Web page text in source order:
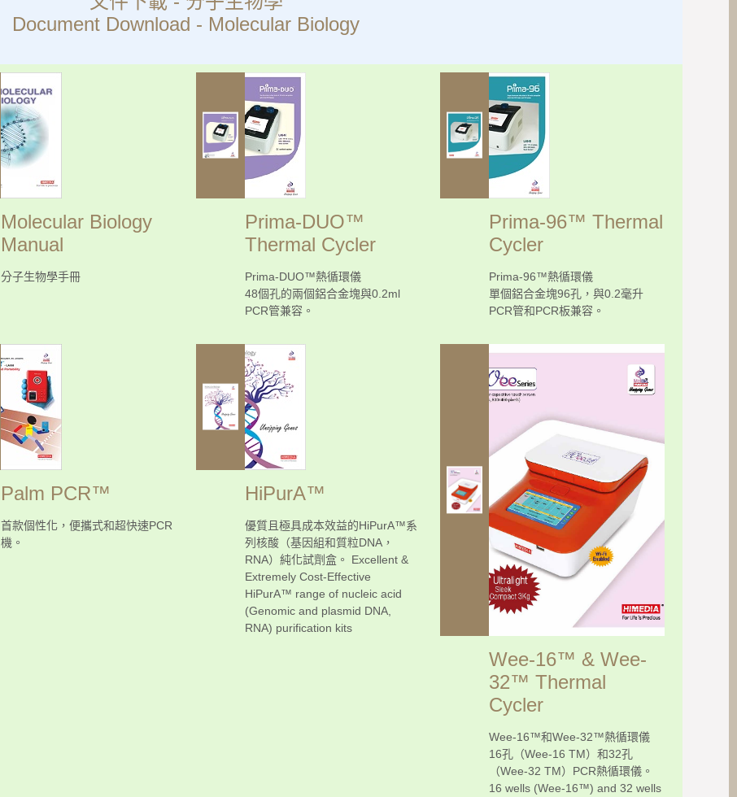
Document Download - Molecular Biology
Molecular Biology
Manual
分子生物學手冊
Prima-DUO™
Thermal Cycler
Prima-DUO™熱循環儀
48個孔的兩個鋁合金塊與0.2ml
PCR管兼容。
Prima-96™ Thermal
Cycler
Prima-96™熱循環儀
單個鋁合金塊96孔，與0.2毫升
PCR管和PCR板兼容。
Palm PCR™
首款個性化，便攜式和超快速PCR
機。
HiPurA™
優質且極具成本效益的HiPurA™系
列核酸（基因組和質粒DNA，
RNA）純化試劑盒。 Excellent &
Extremely Cost-Effective
HiPurA™ range of nucleic acid
(Genomic and plasmid DNA,
RNA) purification kits
Wee-16™ & Wee-
32™ Thermal
Cycler
Wee-16™和Wee-32™熱循環儀
16孔（Wee-16 TM）和32孔
（Wee-32 TM）PCR熱循環儀。
16 wells (Wee-16™) and 32 wells